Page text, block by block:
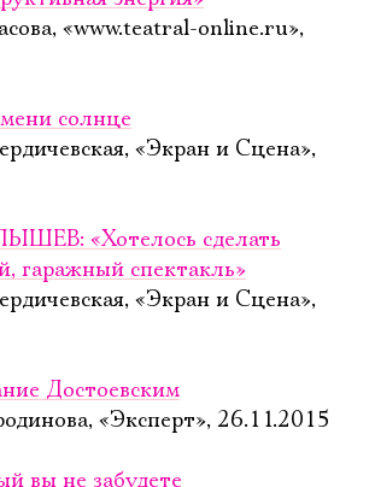
«www.teatral-online.ru»,
солнце
«Экран и Сцена»,
«Хотелось сделать
гаражный спектакль»
«Экран и Сцена»,
Достоевским
«Эксперт», 26.11.2015
вы не забудете